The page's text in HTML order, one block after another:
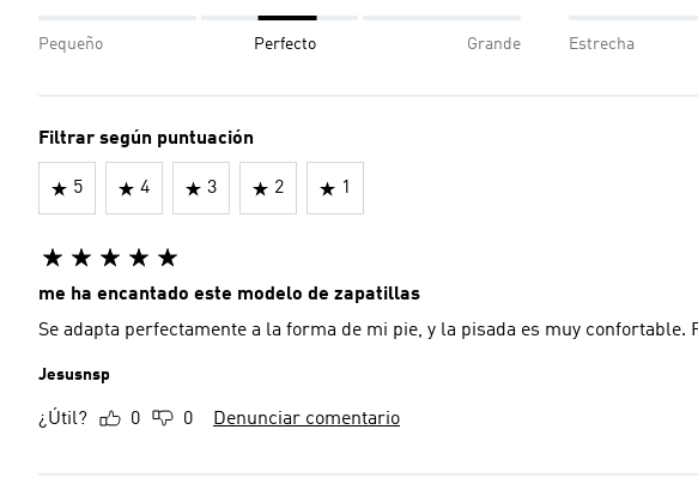
Pequeño Perfecto Grande Estrecha
Filtrar según puntuación
5 4 3 2 1
me ha encantado este modelo de zapatillas
Se adapta perfectamente a la forma de mi pie, y la pisada es muy
Jesusnsp
¿Útil? 0 0 Denunciar comentario